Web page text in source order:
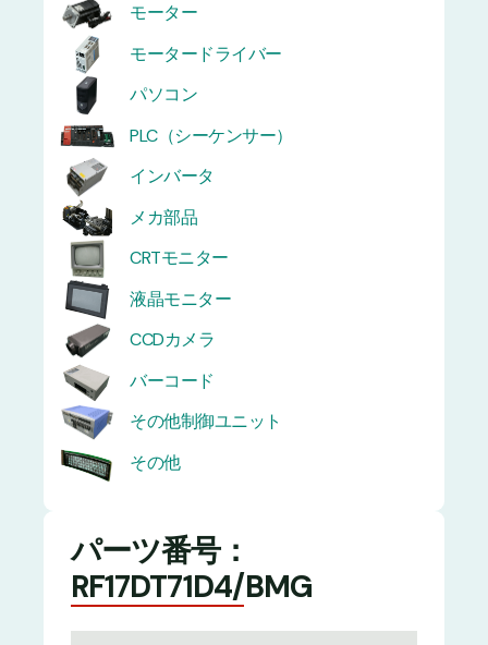
モーター
モータードライバー
パソコン
PLC（シーケンサー）
インバータ
メカ部品
CRTモニター
液晶モニター
CCDカメラ
バーコード
その他制御ユニット
その他
パーツ番号：
RF17DT71D4/BMG